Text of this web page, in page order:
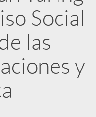
Social
las
y